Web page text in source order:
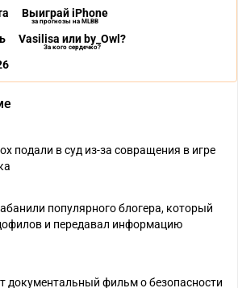
Выиграй iPhone
за прогнозы на MLBB
Vasilisa или by_Owl?
За кого сердечко?
подали в суд из-за совращения в игре
популярного блогера, который
и передавал информацию
документальный фильм о безопасности